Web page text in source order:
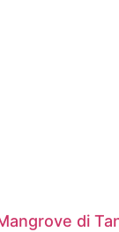
di